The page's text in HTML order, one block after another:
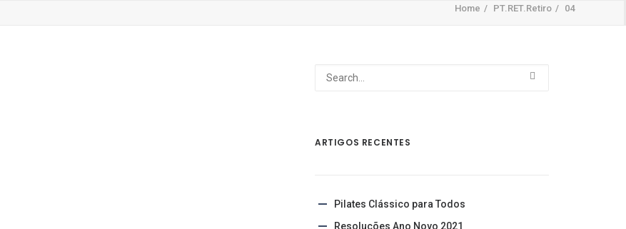
Home PT.RET.Retiro 04
ARTIGOS RECENTES
Pilates Clássico para Todos
Resoluções Ano Novo 2021